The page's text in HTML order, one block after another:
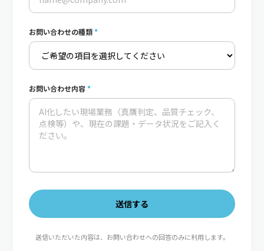
お問い合わせの種類*
お問い合わせ内容*
送信する
送信いただいた内容は、お問い合わせへの回答のみに利用します。